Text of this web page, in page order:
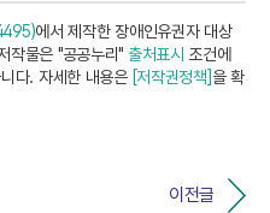
에서 제작한 장애인유권자 대상
작물은 "공공누리" 출처표시 조건에
다. 자세한 내용은 [저작권정책]을 확
이전글